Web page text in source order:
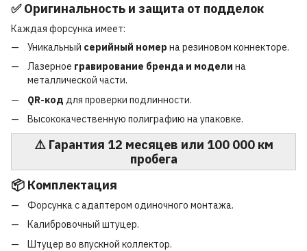
✅ Оригинальность и защита от подделок
Каждая форсунка имеет:
Уникальный серийный номер на резиновом коннекторе.
Лазерное гравирование бренда и модели на
металлической части.
QR-код для проверки подлинности.
Высококачественную полиграфию на упаковке.
⚠️ Гарантия 12 месяцев или 100 000 км
пробега
📦 Комплектация
Форсунка с адаптером одиночного монтажа.
Калибровочный штуцер.
Штуцер во впускной коллектор.